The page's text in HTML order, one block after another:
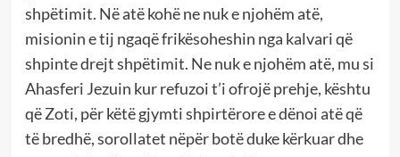
shpëtimit. Në atë kohë ne nuk e njohëm atë,
misionin e tij ngaqë frikësoheshin nga kalvari që
shpinte drejt shpëtimit. Ne nuk e njohëm atë, mu si
Ahasferi Jezuin kur refuzoi t’i ofrojë prehje, kështu
që Zoti, për këtë gjymti shpirtërore e dënoi atë që
të bredhë, sorollatet nëpër botë duke kërkuar dhe